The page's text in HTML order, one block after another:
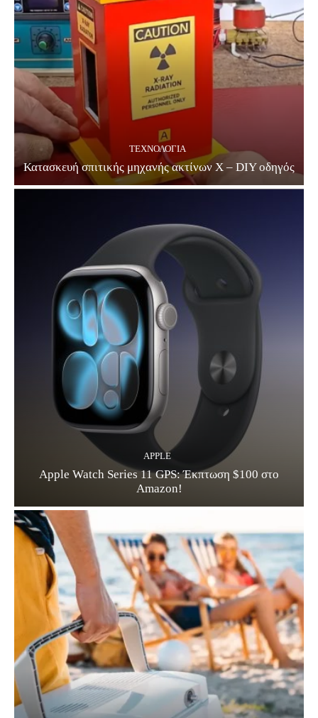
ΤΕΧΝΟΛΟΓΊΑ
Κατασκευή σπιτικής μηχανής ακτίνων Χ – DIY οδηγός
APPLE
Apple Watch Series 11 GPS: Έκπτωση $100 στο
Amazon!